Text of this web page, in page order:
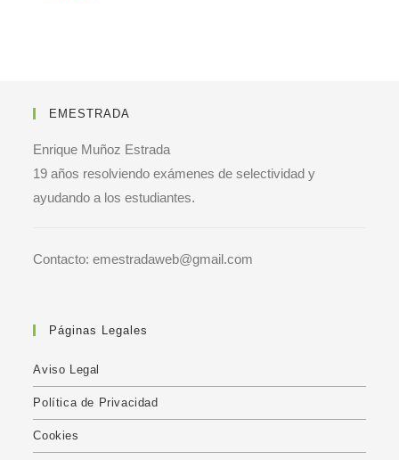
EMESTRADA
Enrique Muñoz Estrada
19 años resolviendo exámenes de selectividad y
ayudando a los estudiantes.
Contacto: emestradaweb@gmail.com
Páginas Legales
Aviso Legal
Política de Privacidad
Cookies